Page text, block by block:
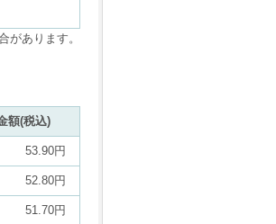
があります。
額(税込)
53.90円
52.80円
51.70円